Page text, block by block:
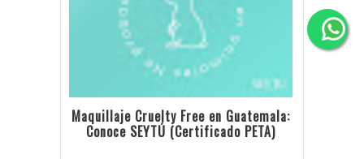
Maquillaje Cruelty Free en Guatemala:
Conoce SEYTÚ (Certificado PETA)